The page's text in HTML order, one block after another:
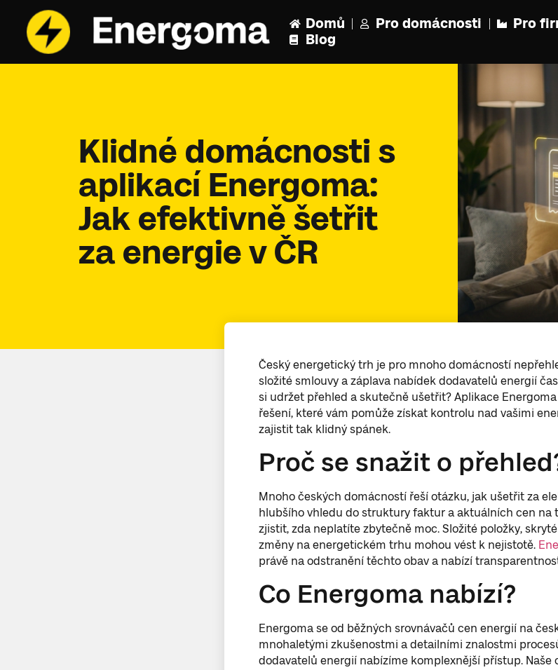
Domů Pro domácnosti Pro
Blog
Klidné domácnosti s
aplikací Energoma:
Jak efektivně šetřit
za energie v ČR
Český energetický trh je pro mnoho domácností
složité smlouvy a záplava nabídek dodavatelů energií
si udržet přehled a skutečně ušetřit? Aplikace
řešení, které vám pomůže získat kontrolu nad vašimi
zajistit tak klidný spánek.
Proč se snažit o
Mnoho českých domácností řeší otázku, jak ušetřit za
hlubšího vhledu do struktury faktur a aktuálních cen na
zjistit, zda neplatíte zbytečně moc. Složité položky,
změny na energetickém trhu mohou vést k nejistotě.
právě na odstranění těchto obav a nabízí
Co Energoma nabízí?
Energoma se od běžných srovnávačů cen energií na
mnohaletými zkušenostmi a detailními znalostmi
dodavatelů energií nabízíme komplexnější přístup. Naše